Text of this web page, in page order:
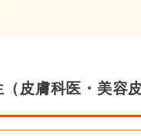
皮膚科医・美容皮